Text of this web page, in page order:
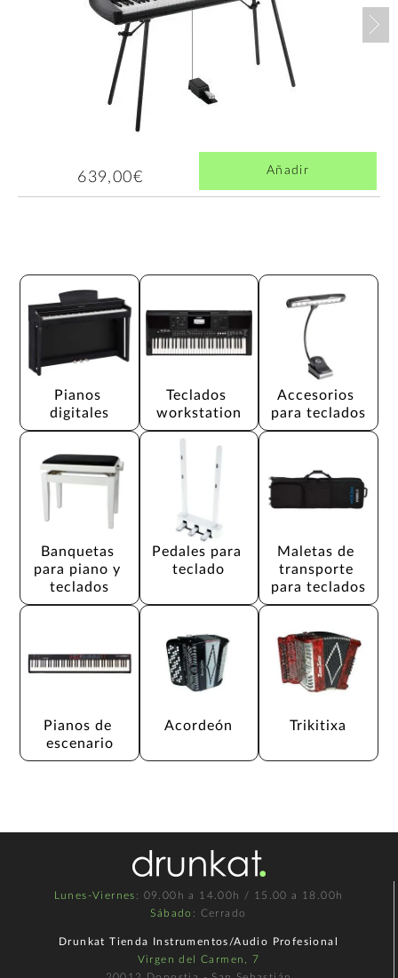
639,00€ Añadir
Pianos
digitales
Teclados
workstation
Accesorios
para teclados
Banquetas
para piano y
teclados
Pedales para
teclado
Maletas de
transporte
para teclados
Pianos de
escenario
Acordeón Trikitixa
Lunes-Viernes : 09.00h a 14.00h / 15.00 a 18.00h
Sábado : Cerrado
Drunkat Tienda Instrumentos/Audio Profesional
Virgen del Carmen, 7